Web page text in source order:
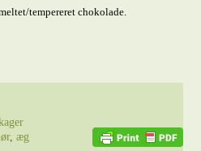
tempereret chokolade.
,æg